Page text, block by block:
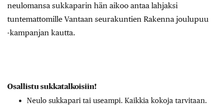
neulomansa sukkaparin hän aikoo antaa lahjaksi
tuntemattomille Vantaan seurakuntien Rakenna joulupuu
-kampanjan kautta.
Osallistu sukkatalkoisiin!
Neulo sukkapari tai useampi. Kaikkia kokoja tarvitaan.